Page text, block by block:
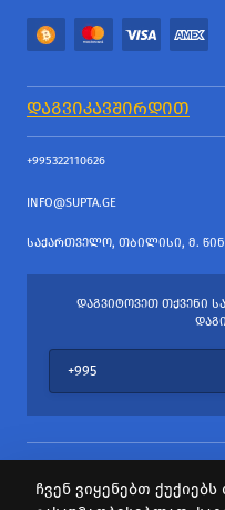
ᲓᲐᲒᲕᲘᲙᲐᲕᲨᲘᲠᲓᲘᲗ
+995322110626
INFO@SUPTA.GE
ᲡᲐᲥᲐᲠᲗᲕᲔᲚᲝ, ᲗᲑᲘᲚᲘᲡᲘ, Მ.
ᲓᲐᲒᲕᲘᲢᲝᲕᲔᲗ ᲗᲥᲕᲔᲜᲘ
ჩვენ ვიყენებთ